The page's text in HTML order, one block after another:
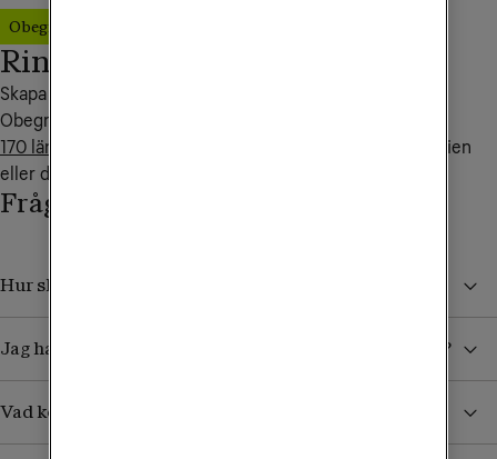
Obegränsad Max
Ring familjen världen runt!
Skapa nytt eller uppgradera ditt familjeabonnemang till
Obegränsad Max så ingår fria samtal inom familjen i över
170 länder i världen
. Perfekt när ditt barn backpackar i Asien
eller du seglar i Karibien.
Frågor och svar
Hur skyddar jag mig från höga kostnader i utlandet?
Jag har köpt ett datapaket. Hur vet jag när det tar slut?
Vad kostar det att ta emot sms/mms från Sverige?